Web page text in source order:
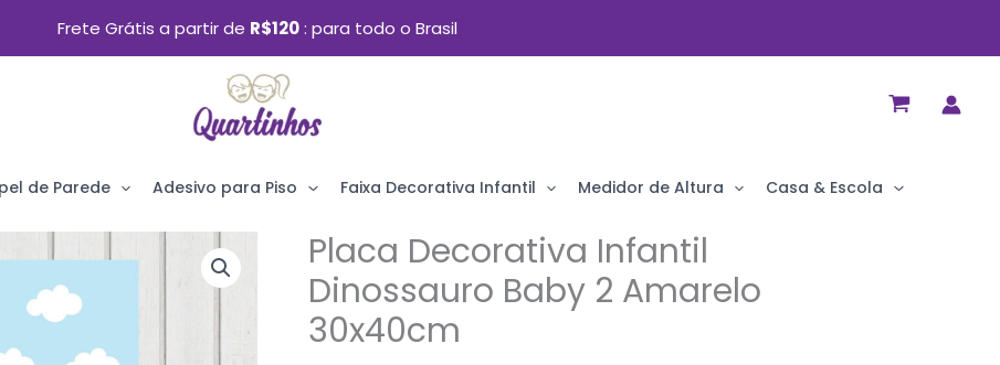
Frete Grátis a partir de R$120 para todo o Brasil
de Parede Adesivo para Piso Faixa Decorativa Infantil Medidor de Altura Casa & Escola
Placa Decorativa Infantil
Dinossauro Baby 2 Amarelo
30x40cm
Placa
Decorativa
Infantil
Dinossauro